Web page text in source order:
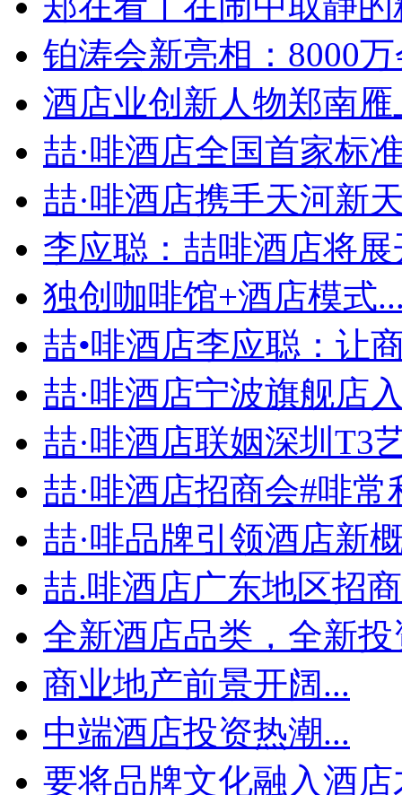
铂涛会新亮相：8000
酒店业创新人物郑南雁
喆·啡酒店全国首家标
喆·啡酒店携手天河新
李应聪：喆啡酒店将展
独创咖啡馆+酒店模式
喆•啡酒店李应聪：让
喆·啡酒店宁波旗舰店
喆·啡酒店联姻深圳T3
喆·啡酒店招商会#啡常
喆·啡品牌引领酒店新
喆.啡酒店广东地区招
全新酒店品类，全新投
商业地产前景开阔...
中端酒店投资热潮...
要将品牌文化融入酒店